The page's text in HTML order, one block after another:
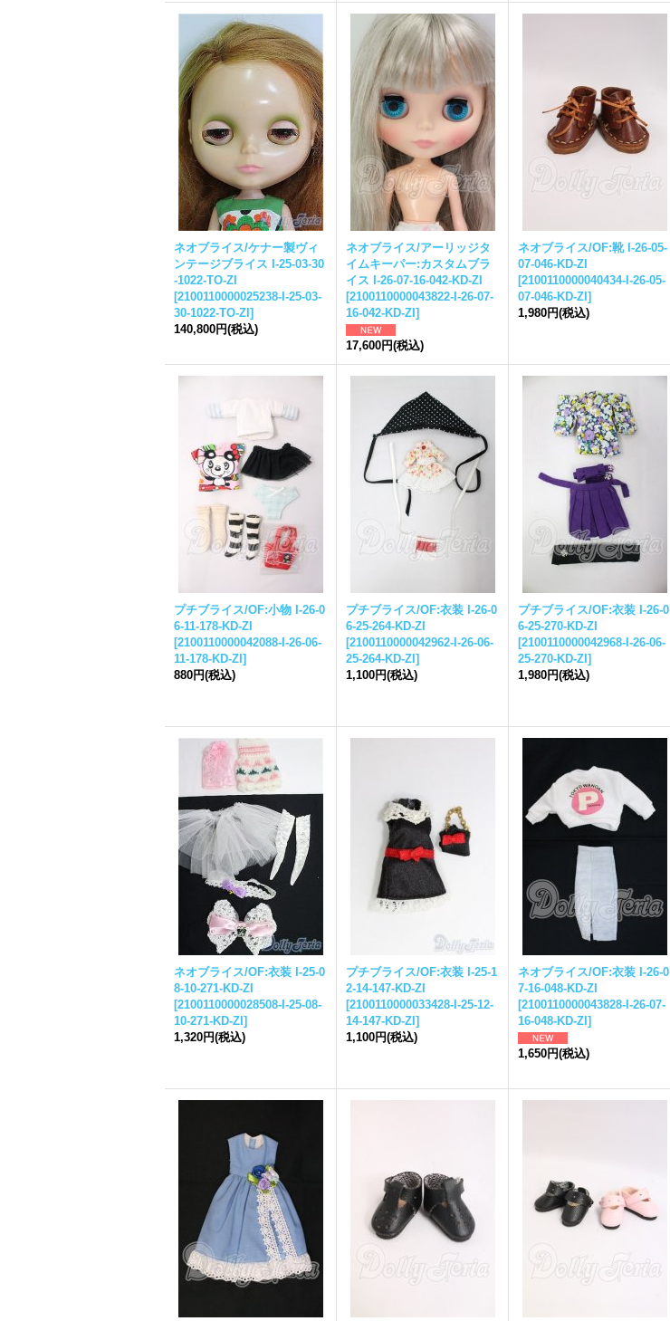
ネオブライス/ケナー製ヴィ
ンテージブライス I-25-03-30
-1022-TO-ZI
[2100110000025238-I-25-03-
30-1022-TO-ZI ]
140,800円(税込)
ネオブライス/アーリッジタ
イムキーパー:カスタムブラ
イス I-26-07-16-042-KD-ZI
[2100110000043822-I-26-07-
16-042-KD-ZI ]
17,600円(税込)
ネオブライス/OF:靴 I-26-05-
07-046-KD-ZI
[2100110000040434-I-26-05-
07-046-KD-ZI ]
1,980円(税込)
プチブライス/OF:小物 I-26-0
6-11-178-KD-ZI
[2100110000042088-I-26-06-
11-178-KD-ZI ]
880円(税込)
プチブライス/OF:衣装 I-26-0
6-25-264-KD-ZI
[2100110000042962-I-26-06-
25-264-KD-ZI ]
1,100円(税込)
プチブライス/OF:衣装 I-26-0
6-25-270-KD-ZI
[2100110000042968-I-26-06-
25-270-KD-ZI ]
1,980円(税込)
ネオブライス/OF:衣装 I-25-0
8-10-271-KD-ZI
[2100110000028508-I-25-08-
10-271-KD-ZI ]
1,320円(税込)
プチブライス/OF:衣装 I-25-1
2-14-147-KD-ZI
[2100110000033428-I-25-12-
14-147-KD-ZI ]
1,100円(税込)
ネオブライス/OF:衣装 I-26-0
7-16-048-KD-ZI
[2100110000043828-I-26-07-
16-048-KD-ZI ]
1,650円(税込)